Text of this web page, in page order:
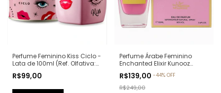
Perfume Feminino Kiss Ciclo -
Lata de 100ml (Ref. Olfativa:
R$99,00
Perfume Árabe Feminino
Enchanted Elixir Kunooz
100ml (Ref. Olfativa: Chance
Eau de Parfum Chanel)
R$139,00 -44% OFF
R$249,00